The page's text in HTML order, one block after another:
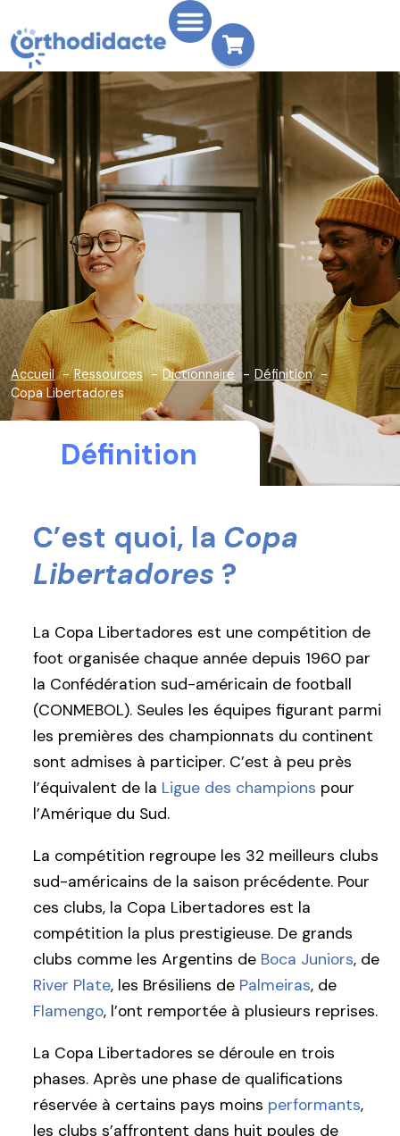
Accueil Ressources Dictionnaire
Définition
Copa Libertadores
Définition
C’est quoi, la Copa
Libertadores ?
La Copa Libertadores est une compétition de
foot organisée chaque année depuis 1960 par
la Confédération sud-américain de football
(CONMEBOL). Seules les équipes figurant parmi
les premières des championnats du continent
sont admises à participer. C’est à peu près
l’équivalent de la Ligue des champions pour
l’Amérique du Sud.
La compétition regroupe les 32 meilleurs clubs
sud-américains de la saison précédente. Pour
ces clubs, la Copa Libertadores est la
compétition la plus prestigieuse. De grands
clubs comme les Argentins de Boca Juniors, de
River Plate, les Brésiliens de Palmeiras, de
Flamengo, l’ont remportée à plusieurs reprises.
La Copa Libertadores se déroule en trois
phases. Après une phase de qualifications
réservée à certains pays moins performants,
les clubs s’affrontent dans huit poules de